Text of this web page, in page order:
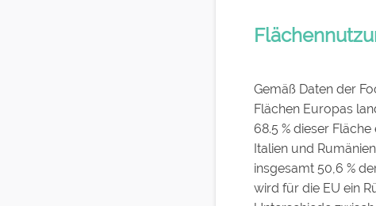
Gemäß Daten der
Flächen Europas
68.5 % dieser
Italien und
insgesamt 50,6 %
wird für die EU ein